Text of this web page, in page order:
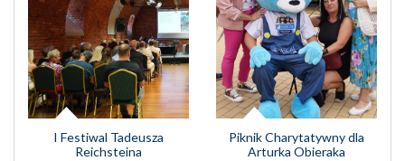
I Festiwal Tadeusza
Reichsteina
Piknik Charytatywny dla
Arturka Obieraka